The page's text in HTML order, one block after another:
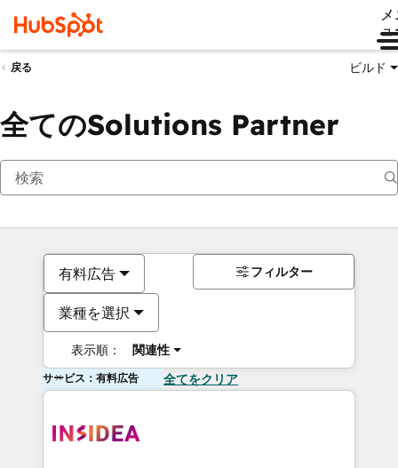
ュ
戻る ビルド
全てのSolutions Partner
有料広告
業種を選択
表示順： 関連性
フィルター
サービス：有料広告 全てをクリア